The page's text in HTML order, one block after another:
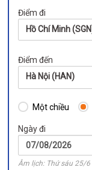
Điểm đi
Hồ Chí Minh
Điểm đến
Hà Nội (HAN)
Một chiều
Ngày đi
Âm lịch: Thứ sáu 25/6